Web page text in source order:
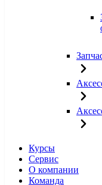
Курсы
Сервис
О компании
Команда